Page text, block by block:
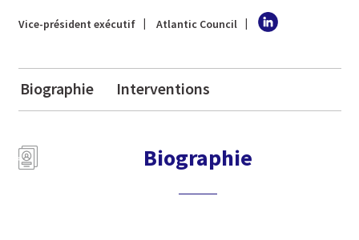
Vice-président exécutif Atlantic Council
Biographie Interventions
Biographie